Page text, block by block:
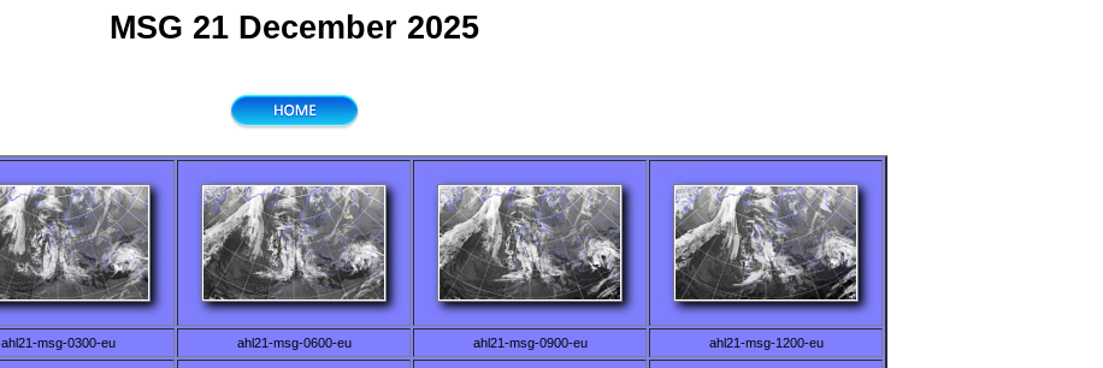
MSG 21 December 2025
ahl21-msg-0300-eu ahl21-msg-0600-eu ahl21-msg-0900-eu ahl21-msg-1200-eu